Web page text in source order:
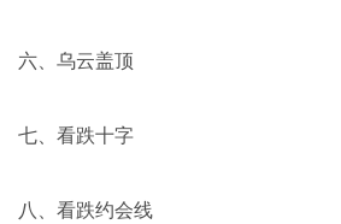
六、乌云盖顶
七、看跌十字
八、看跌约会线